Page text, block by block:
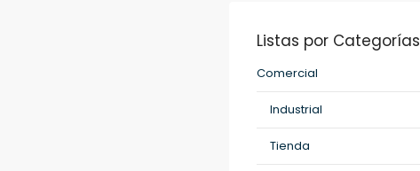
Listas por Categorías
Comercial
Industrial
Tienda